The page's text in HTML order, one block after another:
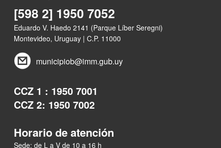
[598 2] 1950 7052
Eduardo V. Haedo 2141 (Parque Líber Seregni)
Montevideo, Uruguay | C.P. 11000
municipiob@imm.gub.uy
CCZ 1 : 1950 7001
CCZ 2: 1950 7002
Horario de atención
Sede: de L a V de 10 a 16 h